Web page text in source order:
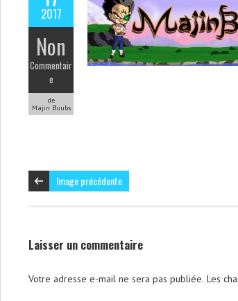
2017
Non
Commentair
e
de
Majin Buubs
Image précédente
Laisser un commentaire
Votre adresse e-mail ne sera pas publiée. Les